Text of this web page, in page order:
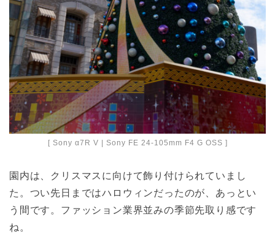
[ Sony α7R V | Sony FE 24-105mm F4 G OSS ]
園内は、クリスマスに向けて飾り付けられていまし
た。つい先日まではハロウィンだったのが、あっとい
う間です。ファッション業界並みの季節先取り感です
ね。